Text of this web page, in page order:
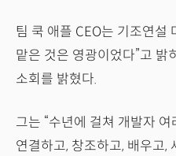
팀 쿡 애플 CEO는 기조연설
맡은 것은 영광이었다”고 밝
소회를 밝혔다.
그는 “수년에 걸쳐 개발자
연결하고, 창조하고, 배우고,